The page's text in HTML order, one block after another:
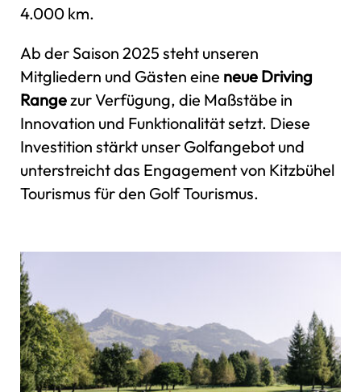
4.000 km.
Ab der Saison 2025 steht unseren
Mitgliedern und Gästen eine neue Driving
Rangezur Verfügung, die Maßstäbe in
Innovation und Funktionalität setzt. Diese
Investition stärkt unser Golfangebot und
unterstreicht das Engagement von Kitzbühel
Tourismus für den Golf Tourismus.